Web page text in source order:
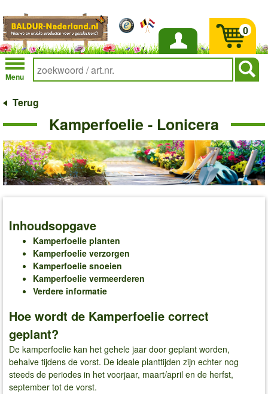
Inloggen
Menu
0
Terug
Kamperfoelie - Lonicera
Inhoudsopgave
Kamperfoelie planten
Kamperfoelie verzorgen
Kamperfoelie snoeien
Kamperfoelie vermeerderen
Verdere informatie
Hoe wordt de Kamperfoelie correct
geplant?
De kamperfoelie kan het gehele jaar door geplant worden,
behalve tijdens de vorst. De ideale planttijden zijn echter nog
steeds de periodes in het voorjaar, maart/april en de herfst,
september tot de vorst.